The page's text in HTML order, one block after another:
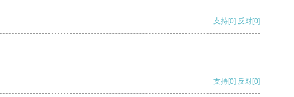
支持[0] 反对[0]
支持[0] 反对[0]